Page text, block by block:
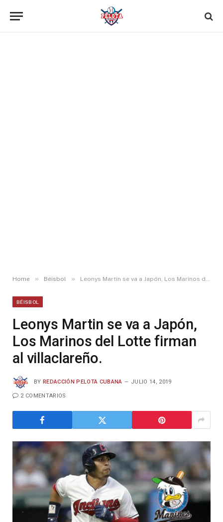
Home » Béisbol » Leonys Martin se va a Japón, Los Marinos del Lotte firman al villaclareño.
BÉISBOL
Leonys Martin se va a Japón,
Los Marinos del Lotte firman
al villaclareño.
BY REDACCIÓN PELOTA CUBANA JULIO 14, 2019
2 COMENTARIOS